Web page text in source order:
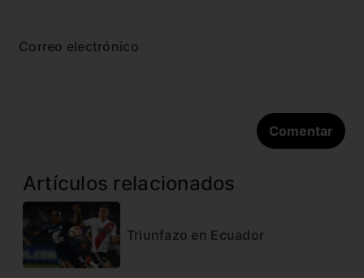
Correo electrónico
Artículos relacionados
Triunfazo en Ecuador